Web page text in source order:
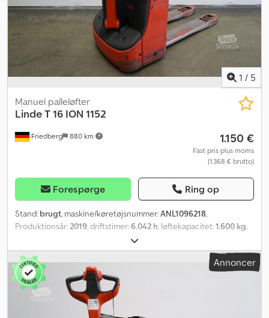
MANL1079501
1 / 5
Friedberg 880 km
Manuel palleløfter
LindeT 16 ION 1152
1.150 €
Fast pris plus moms
(1.368 € brutto)
Forespørge Ring op
Stand: brugt, maskine/køretøjsnummer:ANL1096218,
Produktionsår:2019, driftstimer:6.042 h, løftekapacitet:1.600 kg,
, batterikapacitet:
24 V, gaffelbærebredden:540 mm, gaffellængde:1.150 mm,
tomvægt:316 kg, samlet længde: , samlet bredde:720
mm, brændstof:elektricitet, - Batteri uden Aquamatic-system -
Køretøjsstik MRC 160A - Vertikal batteriskift - Gaffeludførelse 540
- 1150 - 188 mm - Adgangskontrol: LFM-RFID Djdpfx Ansznfhyjtock -
Linde-oplader Ion HF, længde på netkabel 2,5 m, længde på
Annoncer